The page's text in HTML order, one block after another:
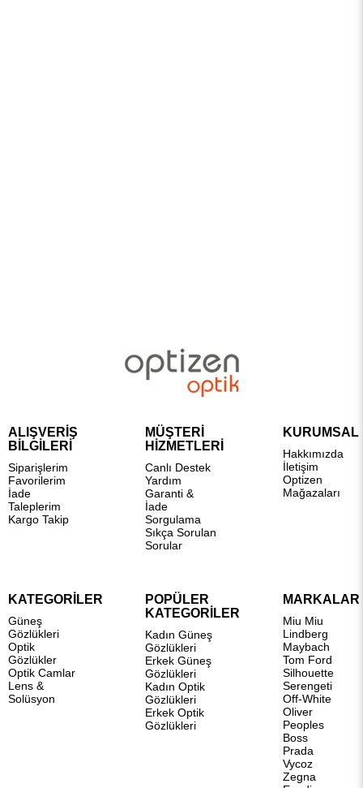
ALIŞVERİŞ
BİLGİLERİ
Siparişlerim
Favorilerim
İade
Taleplerim
Kargo Takip
MÜŞTERİ
HİZMETLERİ
Canlı Destek
Yardım
Garanti &
İade
Sorgulama
Sıkça Sorulan
Sorular
KURUMSAL
Hakkımızda
İletişim
Optizen
Mağazaları
KATEGORİLER
Güneş
Gözlükleri
Optik
Gözlükler
Optik Camlar
Lens &
Solüsyon
POPÜLER
KATEGORİLER
Kadın Güneş
Gözlükleri
Erkek Güneş
Gözlükleri
Kadın Optik
Gözlükleri
Erkek Optik
Gözlükleri
MARKALAR
Miu Miu
Lindberg
Maybach
Tom Ford
Silhouette
Serengeti
Off-White
Oliver
Peoples
Boss
Prada
Vycoz
Zegna